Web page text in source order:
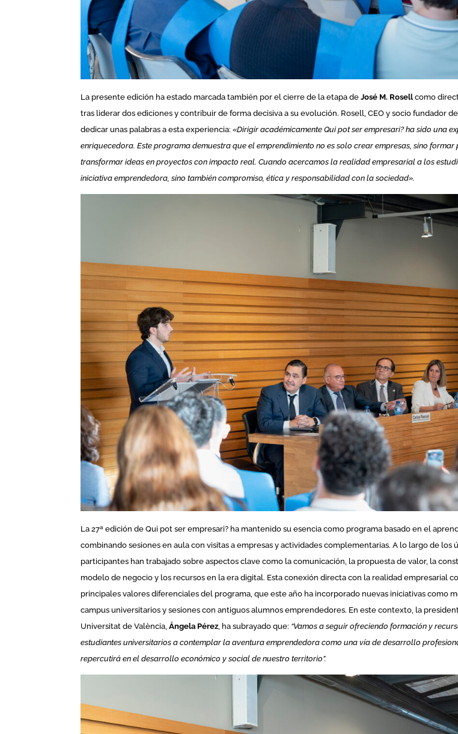
La presente edición ha estado marcada también por el cierre de la etapa deJosé M. Rosell como
tras liderar dos ediciones y contribuir de forma decisiva a su evolución. Rosell, CEO y socio fundador
dedicar unas palabras a esta experiencia:«Dirigir académicamente Qui pot ser empresari? ha sido una
enriquecedora. Este programa demuestra que el emprendimiento no es solo crear empresas, sino formar
transformar ideas en proyectos con impacto real. Cuando acercamos la realidad empresarial a los
iniciativa emprendedora, sino también compromiso, ética y responsabilidad con la sociedad».
La 27ª edición de Qui pot ser empresari? ha mantenido su esencia como programa basado en el
combinando sesiones en aula con visitas a empresas y actividades complementarias. A lo largo de los
participantes han trabajado sobre aspectos clave como la comunicación, la propuesta de valor, la
modelo de negocio y los recursos en la era digital. Esta conexión directa con la realidad empresarial
principales valores diferenciales del programa, que este año ha incorporado nuevas iniciativas como
campus universitarios y sesiones con antiguos alumnos emprendedores. En este contexto, la
Universitat de València, Ángela Pérez, ha subrayado que: “Vamos a seguir ofreciendo formación y
estudiantes universitarios a contemplar la aventura emprendedora como una vía de desarrollo
repercutirá en el desarrollo económico y social de nuestro territorio”.